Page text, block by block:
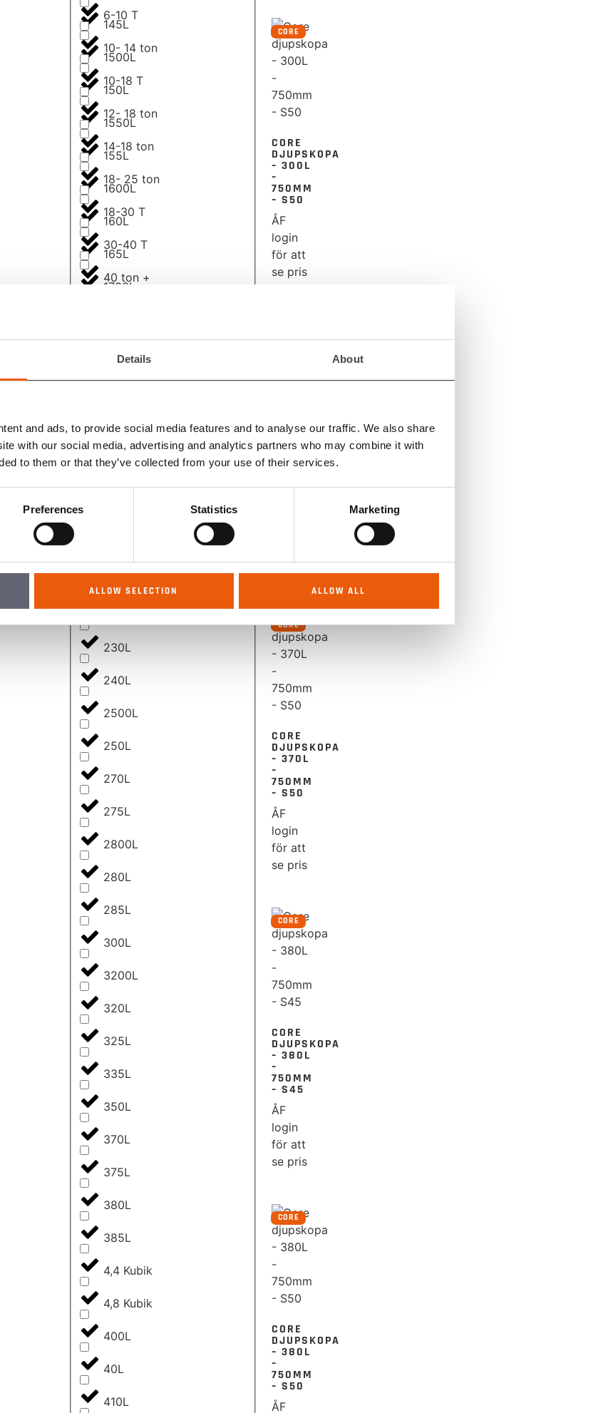
Details About
and ads, to provide social media features and to analyse our traffic. We also share
with our social media, advertising and analytics partners who may combine it with
to them or that they’ve collected from your use of their services.
Preferences Statistics Marketing
ALLOW SELECTION ALLOW ALL
145L
1500L
150L
1550L
155L
1600L
160L
165L
1700L
175L
1800L
2000L
200L
230L
240L
2500L
250L
270L
275L
2800L
280L
285L
300L
3200L
320L
325L
335L
350L
370L
375L
380L
385L
4,4 Kubik
4,8 Kubik
400L
40L
410L
6-10 T
10- 14 ton
10-18 T
12- 18 ton
14-18 ton
18- 25 ton
18-30 T
30-40 T
40 ton +
CORE
CORE
DJUPSKOPA
– 300L
–
750MM
– S50
ÅF
login
för att
se pris
CORE
DJUPSKOPA
– 370L
750MM
CORE
CORE
DJUPSKOPA
– 370L
–
750MM
– S50
ÅF
login
för att
se pris
CORE
CORE
DJUPSKOPA
– 380L
–
750MM
– S45
ÅF
login
för att
se pris
CORE
CORE
DJUPSKOPA
– 380L
–
750MM
– S50
ÅF